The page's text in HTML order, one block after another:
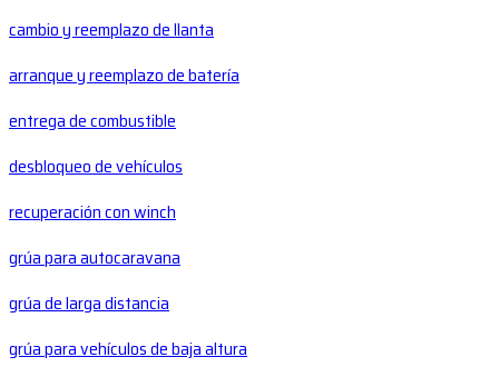
cambio y reemplazo de llanta
arranque y reemplazo de batería
entrega de combustible
desbloqueo de vehículos
recuperación con winch
grúa para autocaravana
grúa de larga distancia
grúa para vehículos de baja altura